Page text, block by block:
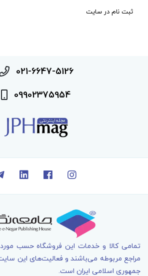
ثبت نام در سایت
021-6647-5126
09902375954
تمامی کالا و خدمات اين فروشگاه حسب مورد
مراجع مربوطه می‌باشند و فعاليت‌های اين
جمهوری اسلامی ايران است.